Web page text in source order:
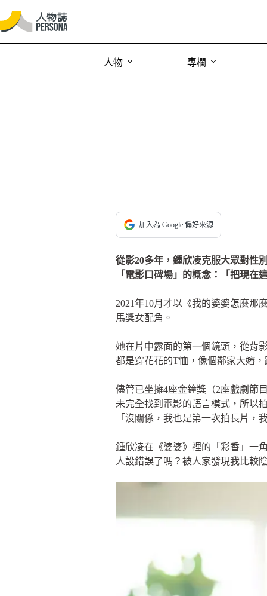
人物 專欄
加入為 Google 偏好來源
從影20多年，鍾欣凌克服大眾對性
「電影口碑場」的概念：「把現在
2021年10月才以《我的婆婆怎麼那
馬獎女配角。
她在片中露面的第一個鏡頭，從背
都是穿花花的T恤，像個鄰家大嬸
儘管已坐擁4座金鐘獎（2座戲劇節
未完全找到電影的語言模式，所以
「沒關係，我也是第一次拍長片，
鍾欣凌在《婆婆》裡的「彩香」一
人設錯誤了嗎？被人家發現我比較